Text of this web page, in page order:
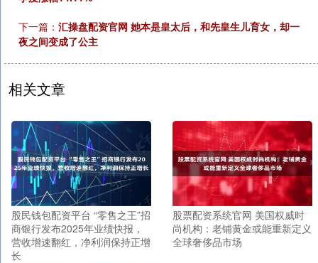
下一篇： 汇操盘配资官网 她本是皇太后，和先皇生儿育女，却一
夜之间变成了公主
相关文章
股民钱包配资平台 “零售之王”招
商银行发布2025年业绩快报，
营收增速翻红，净利润保持正增
长
股票配资系统官网 美国权威时
尚机构：老铺黄金或能重新定义
全球奢侈品市场